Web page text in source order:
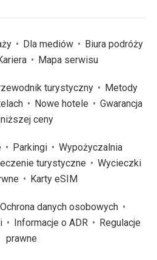
Dla mediów
Biura podróży
Mapa serwisu
turystyczny
Metody
Nowe hotele
Gwarancja
ceny
Parkingi
Wypożyczalnia
turystyczne
Wycieczki
Karty eSIM
Ochrona danych osobowych
Informacje o ADR
Regulacje
prawne